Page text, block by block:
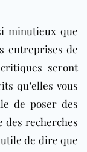
minutieux que
entreprises de
seront
qu’elles vous
de poser des
des recherches
de dire que